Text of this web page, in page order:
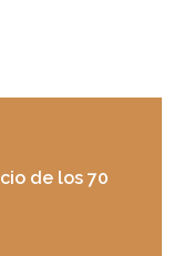
de los 70